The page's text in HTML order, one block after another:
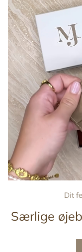
Dit
Særlige